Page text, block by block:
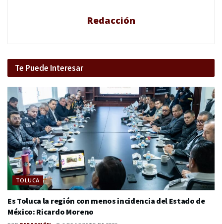
Redacción
Te Puede Interesar
TOLUCA
Es Toluca la región con menos incidencia del Estado de
México: Ricardo Moreno